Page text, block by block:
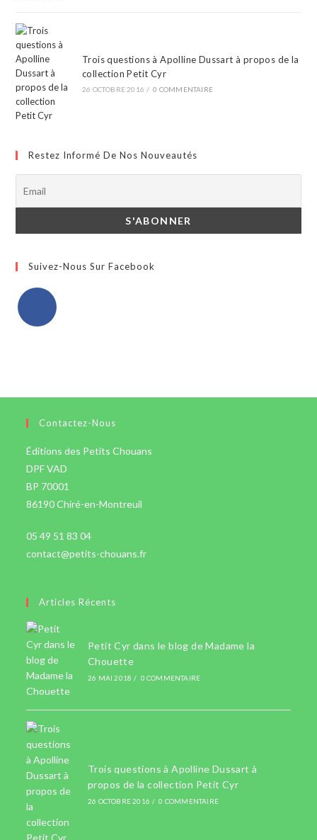
Trois questions à Apolline Dussart à propos de la
collection Petit Cyr
26 OCTOBRE 2016 / 0 COMMENTAIRE
Restez Informé De Nos Nouveautés
Suivez-Nous Sur Facebook
Contactez-Nous
Éditions des Petits Chouans
DPF VAD
BP 70001
86190 Chiré-en-Montreuil
05 49 51 83 04
contact@petits-chouans.fr
Articles Récents
Petit Cyr dans le blog de Madame la
Chouette
26 MAI 2018 / 0 COMMENTAIRE
Trois questions à Apolline Dussart à
propos de la collection Petit Cyr
26 OCTOBRE 2016 / 0 COMMENTAIRE